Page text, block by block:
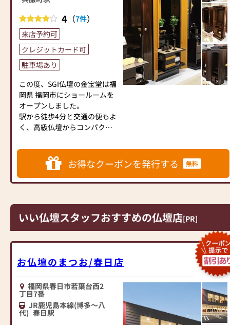
是非当店にお任せください！
進物用のお線香やかわいいロ
ーソクもございますので、ど
うぞお気軽にお立ち寄りくだ
さい。
手元供養用の素敵なミニ骨壺
やネックレス、可愛いペット
用の骨壺も常時展示しており
ます。
お洒落で高品質な国産品を沢
山取り揃えて、皆様のお越し
をお待ちしております。
*************************************************
【営業時間】10：00～18：00
【定休日】水曜日、年末年始
駐車場（車高2.1Ｍまで）」を
ご利用ください。
コーディネーターとゆっくり
お仏壇を選んでみませんか？
4 （7件）
来店予約可
クレジットカード可
駐車場あり
この度、SGI仏壇の金宝堂は福
岡県 福岡市にショールームを
オープンしました。
駅から徒歩4分と交通の便もよ
く、高級仏壇からコンパクト
意しております。 お仏壇ご購
入後のアフターケアも充実し
ているので、はじめて仏壇を
お求めになるお客様でも安心
気になるお仏壇がございまし
たら、ぜひお気軽にご来店く
ださい。
当店ではコロナ対策として下
記の項目を実施しておりま
す。
①消毒液を設置している
②従業員に手洗い・うがい・
マスク着用を義務化している
③お客様から一定の距離をあ
お得なクーポンを発行する 無料
いい仏壇スタッフおすすめの仏壇店[PR]
お仏壇のまつお/春日店
福岡県春日市若葉台西2
丁目7番
JR鹿児島本線(博多～八
代) 春日駅